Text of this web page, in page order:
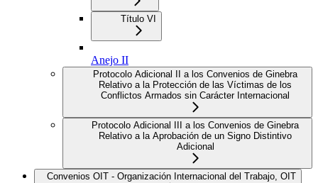
Título VI
Anejo II
Protocolo Adicional II a los Convenios de Ginebra
Relativo a la Protección de las Víctimas de los
Conflictos Armados sin Carácter Internacional
Protocolo Adicional III a los Convenios de Ginebra
Relativo a la Aprobación de un Signo Distintivo
Adicional
Convenios OIT - Organización Internacional del Trabajo, OIT